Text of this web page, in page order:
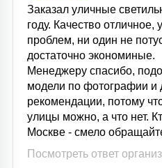
Заказал уличные
году. Качество
проблем, ни один не
достаточно экономиные.
Менеджеру спасибо,
модели по фотографии и
рекомендации, потому
улицы можно, а что нет.
Москве - смело
Посмотреть ответ